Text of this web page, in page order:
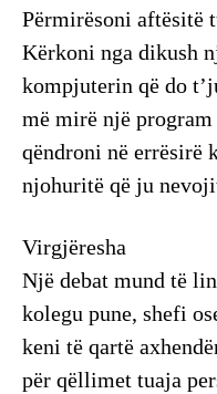
Përmirësoni aftësitë
Kërkoni nga dikush
kompjuterin që do
më mirë një
qëndroni në errësirë
njohuritë që ju
Virgjëresha
Një debat mund të
kolegu pune, shefi
keni të qartë
për qëllimet tuaja